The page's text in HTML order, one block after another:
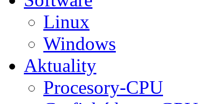
Linux
Windows
Aktuality
Procesory-CPU